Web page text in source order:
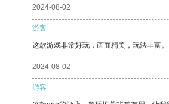
2024-08-02
游客
这款游戏非常好玩，画面精美，玩法丰富。
2024-08-02
游客